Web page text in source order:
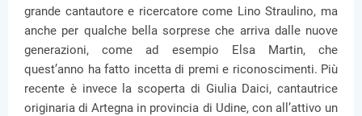
grande cantautore e ricercatore come Lino Straulino, ma
anche per qualche bella sorprese che arriva dalle nuove
generazioni, come ad esempio Elsa Martin, che
quest’anno ha fatto incetta di premi e riconoscimenti. Più
recente è invece la scoperta di Giulia Daici, cantautrice
originaria di Artegna in provincia di Udine, con all’attivo un